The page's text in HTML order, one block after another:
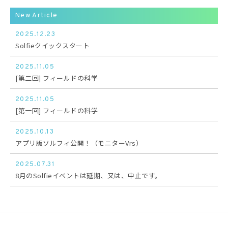
New Article
2025.12.23
Solfieクイックスタート
2025.11.05
[第二回] フィールドの科学
2025.11.05
[第一回] フィールドの科学
2025.10.13
アプリ版ソルフィ公開！（モニターVrs）
2025.07.31
8月のSolfieイベントは延期、又は、中止です。